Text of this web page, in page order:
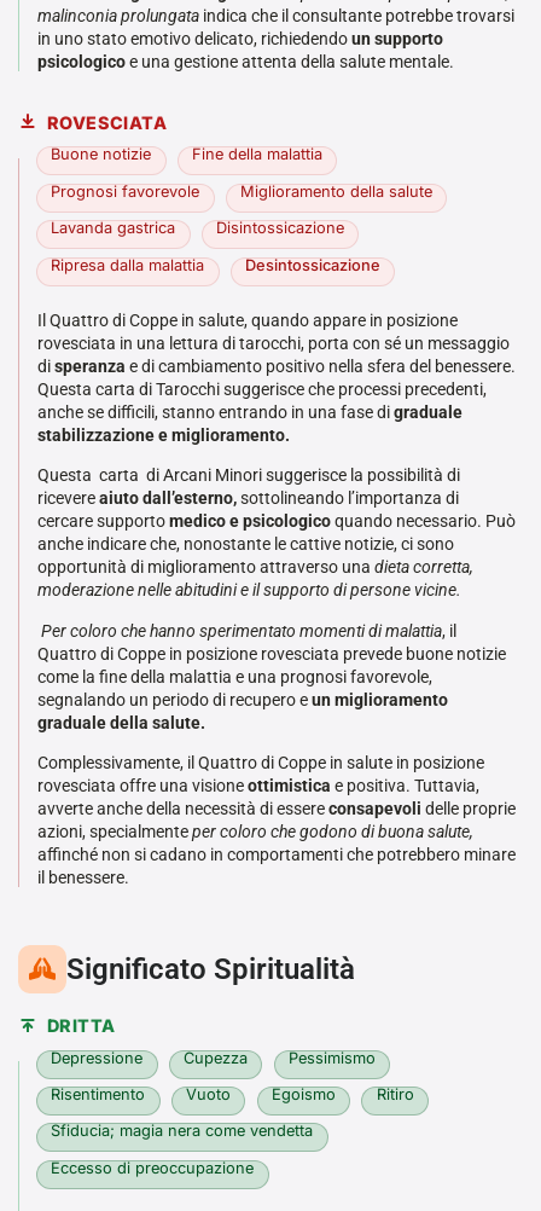
malinconia prolungata indica che il consultante potrebbe trovarsi
in uno stato emotivo delicato, richiedendoun supporto
psicologicoe una gestione attenta della salute mentale.
ROVESCIATA
Buone notizie Fine della malattia
Prognosi favorevole Miglioramento della salute
Lavanda gastrica Disintossicazione
Ripresa dalla malattia Desintossicazione
Il Quattro di Coppe in salute, quando appare in posizione
rovesciata in una lettura di tarocchi, porta con sé un messaggio
disperanza e di cambiamento positivo nella sfera del benessere.
Questa carta di Tarocchi suggerisce che processi precedenti,
anche se difficili, stanno entrando in una fase digraduale
stabilizzazione e miglioramento.
Questa carta di Arcani Minori suggerisce la possibilità di
ricevereaiuto dall’esterno,sottolineando l’importanza di
cercare supportomedico e psicologicoquando necessario. Può
anche indicare che, nonostante le cattive notizie, ci sono
opportunità di miglioramento attraverso una dieta corretta,
moderazione nelle abitudini e il supporto di persone vicine.
Per coloro che hanno sperimentato momenti di malattia, il
Quattro di Coppe in posizione rovesciata prevede buone notizie
come la fine della malattia e una prognosi favorevole,
segnalando un periodo di recupero eun miglioramento
graduale della salute.
Complessivamente, il Quattro di Coppe in salute in posizione
rovesciata offre una visioneottimistica e positiva. Tuttavia,
avverte anche della necessità di essereconsapevoli delle proprie
azioni, specialmenteper coloro che godono di buona salute,
affinché non si cadano in comportamenti che potrebbero minare
il benessere.
Significato Spiritualità
DRITTA
Depressione Cupezza Pessimismo
Risentimento Vuoto Egoismo Ritiro
Sfiducia; magia nera come vendetta
Eccesso di preoccupazione